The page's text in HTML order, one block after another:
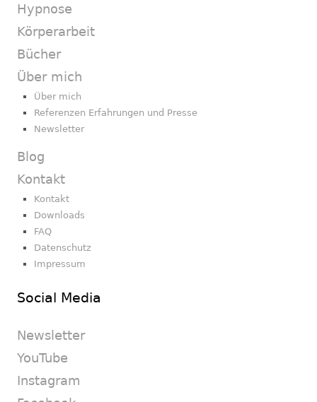
Hypnose
Körperarbeit
Bücher
Über mich
Über mich
Referenzen Erfahrungen und Presse
Newsletter
Blog
Kontakt
Kontakt
Downloads
FAQ
Datenschutz
Impressum
Social Media
Newsletter
YouTube
Instagram